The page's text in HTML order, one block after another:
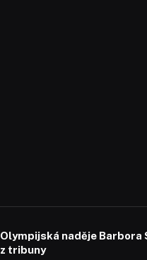
Olympijská naděje Barbora
z tribuny